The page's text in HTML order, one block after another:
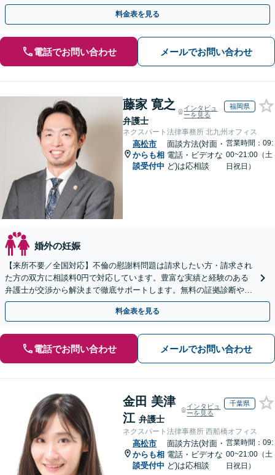
【完全個室相談】【高松駅5分】
料金表を見る
電話でお問い合わせ メールでお問い合わせ
藤家 寛之
弁護士
インタビュ
ーを見る
福岡県
ネクスパート法律事務所 北九州オフィス
高松市
からも相
談受付中
面談方法(対面・
電話・ビデオな
ど)は応相談
営業時間：09:
00~21:00（土
日祝日）
婚外の妊娠
【来所不要／全国対応】不倫の慰謝料問題は請求したい方・請求され
た方の双方に相談料0円で対応しています。豊富な実績と経験のある
弁護士が交渉から解決まで徹底サポートします。無料の証拠診断や着
手金の返還保証もありますので安心してご相談ください。
料金表を見る
電話でお問い合わせ メールでお問い合わせ
金田 美津
江 弁護士
インタビュ
ーを見る
千葉県
ネクスパート法律事務所 西船橋オフィス
高松市
からも相
談受付中
面談方法(対面・
電話・ビデオな
ど)は応相談
営業時間：09:
00~21:00（土
日祝日）